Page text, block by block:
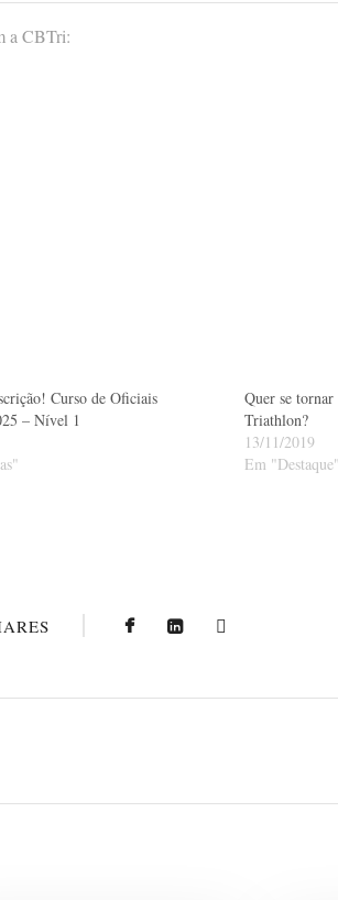
a CBTri:
Curso de Oficiais
– Nível 1
Quer se
Triathlon?
13/11/2019
Em